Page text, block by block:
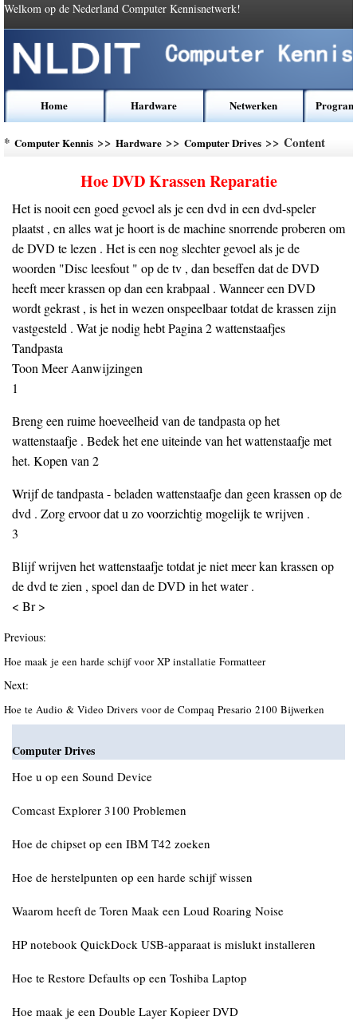
Welkom op de Nederland Computer Kennisnetwerk!
Home Hardware Netwerken
* Computer Kennis >> Hardware >> Computer Drives >> Content
Hoe DVD Krassen Reparatie
Het is nooit een goed gevoel als je een dvd in een dvd-speler
plaatst , en alles wat je hoort is de machine snorrende proberen om
de DVD te lezen . Het is een nog slechter gevoel als je de
woorden "Disc leesfout " op de tv , dan beseffen dat de DVD
heeft meer krassen op dan een krabpaal . Wanneer een DVD
wordt gekrast , is het in wezen onspeelbaar totdat de krassen zijn
vastgesteld . Wat je nodig hebt Pagina 2 wattenstaafjes
Tandpasta
Toon Meer Aanwijzingen
1
Breng een ruime hoeveelheid van de tandpasta op het
wattenstaafje . Bedek het ene uiteinde van het wattenstaafje met
het. Kopen van 2
Wrijf de tandpasta - beladen wattenstaafje dan geen krassen op de
dvd . Zorg ervoor dat u zo voorzichtig mogelijk te wrijven .
3
Blijf wrijven het wattenstaafje totdat je niet meer kan krassen op
de dvd te zien , spoel dan de DVD in het water .
< Br >
Previous:
Hoe maak je een harde schijf voor XP installatie Formatteer
Next:
Hoe te Audio & Video Drivers voor de Compaq Presario 2100 Bijwerken
Computer Drives
Hoe u op een Sound Device
Comcast Explorer 3100 Problemen
Hoe de chipset op een IBM T42 zoeken
Hoe de herstelpunten op een harde schijf wissen
Waarom heeft de Toren Maak een Loud Roaring Noise
HP notebook QuickDock USB-apparaat is mislukt installeren
Hoe te Restore Defaults op een Toshiba Laptop
Hoe maak je een Double Layer Kopieer DVD